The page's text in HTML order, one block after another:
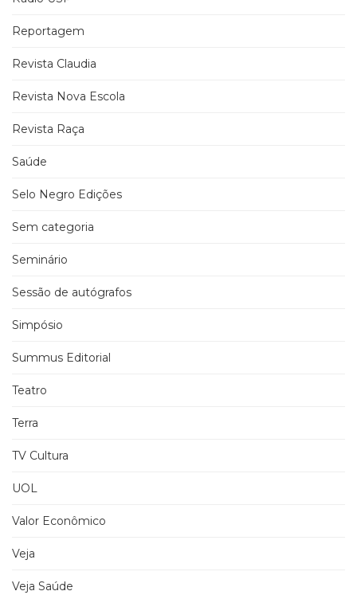
Reportagem
Revista Claudia
Revista Nova Escola
Revista Raça
Saúde
Selo Negro Edições
Sem categoria
Seminário
Sessão de autógrafos
Simpósio
Summus Editorial
Teatro
Terra
TV Cultura
UOL
Valor Econômico
Veja
Veja Saúde